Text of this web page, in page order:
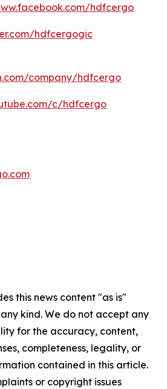
hdfcergo
hdfcergogic
company/hdfcergo
c/hdfcergo
this news content "as is"
kind. We do not accept any
for the accuracy, content,
completeness, legality, or
contained in this article.
or copyright issues